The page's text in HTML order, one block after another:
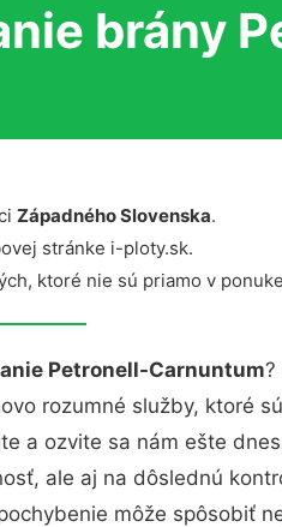
brány
Západného Slovenska.
stránke i-ploty.sk.
ktoré nie sú priamo v
Petronell-Carnuntum?
rozumné služby, ktoré
a ozvite sa nám ešte
ale aj na dôslednú
môže spôsobiť